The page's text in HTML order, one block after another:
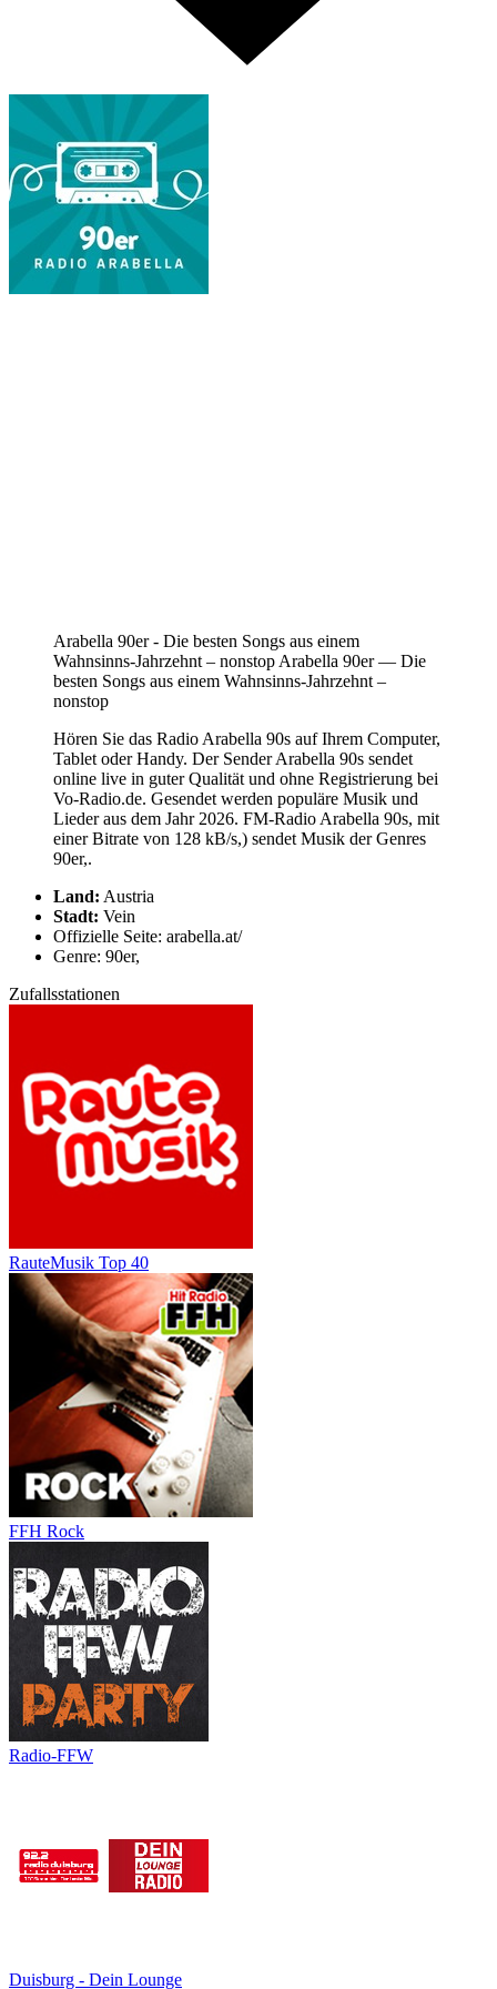
Arabella 90er - Die besten Songs aus einem
Wahnsinns-Jahrzehnt – nonstop Arabella 90er — Die
besten Songs aus einem Wahnsinns-Jahrzehnt –
nonstop
Hören Sie das Radio Arabella 90s auf Ihrem Computer,
Tablet oder Handy. Der Sender Arabella 90s sendet
online live in guter Qualität und ohne Registrierung bei
Vo-Radio.de. Gesendet werden populäre Musik und
Lieder aus dem Jahr 2026. FM-Radio Arabella 90s, mit
einer Bitrate von 128 kB/s,) sendet Musik der Genres
90er,.
Land: Austria
Stadt: Vein
Offizielle Seite: arabella.at/
Genre: 90er,
Zufallsstationen
RauteMusik Top 40
FFH Rock
Radio-FFW
Duisburg - Dein Lounge